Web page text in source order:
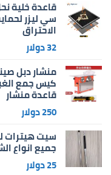
سي ليزر
الاحتراق
32دولار
منشار دبل
كيس جمع
قاعدة منشار
250دولار
سيت هيترات
جميع انواع
25دولار